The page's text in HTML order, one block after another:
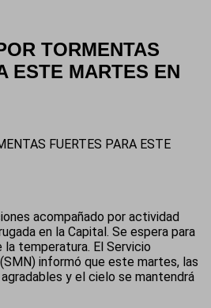
TORMENTAS
ESTE MARTES EN
FUERTES PARA ESTE
acompañado por actividad
en la Capital. Se espera para
la temperatura. El Servicio
informó que este martes, las
y el cielo se mantendrá